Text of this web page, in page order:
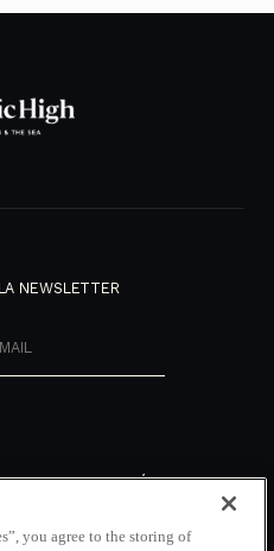
NEWSLETTER
RÉSEAUX
FACEBOOK
you agree to the storing of